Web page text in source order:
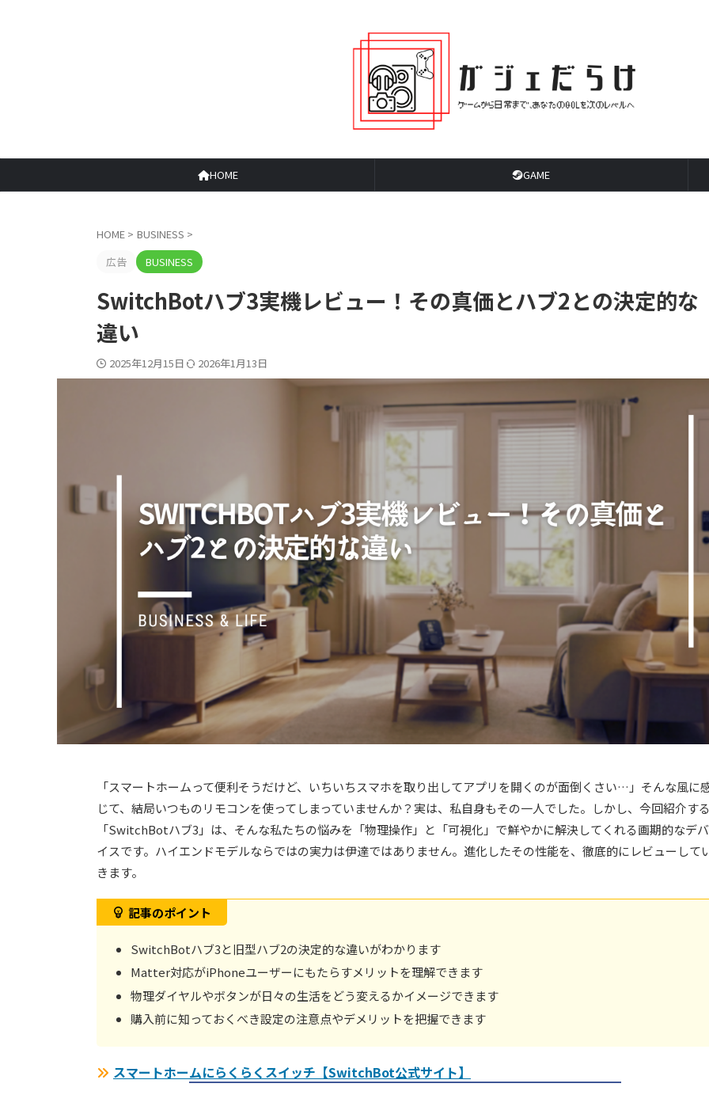
HOME GAME
HOME > BUSINESS >
広告
BUSINESS
SwitchBotハブ3実機レビュー！その真価とハブ2との決定的な
違い
2025年12月15日 2026年1月13日
「スマートホームって便利そうだけど、いちいちスマホを取り出してアプリを開くのが面倒くさい…」そんな風に
じて、結局いつものリモコンを使ってしまっていませんか？実は、私自身もその一人でした。しかし、今回紹介す
「SwitchBotハブ3」は、そんな私たちの悩みを「物理操作」と「可視化」で鮮やかに解決してくれる画期的なデバ
イスです。ハイエンドモデルならではの実力は伊達ではありません。進化したその性能を、徹底的にレビューして
きます。
記事のポイント
SwitchBotハブ3と旧型ハブ2の決定的な違いがわかります
Matter対応がiPhoneユーザーにもたらすメリットを理解できます
物理ダイヤルやボタンが日々の生活をどう変えるかイメージできます
購入前に知っておくべき設定の注意点やデメリットを把握できます
スマートホームにらくらくスイッチ【SwitchBot公式サイト】